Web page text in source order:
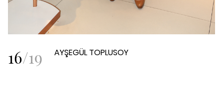
16/19 AYŞEGÜL TOPLUSOY